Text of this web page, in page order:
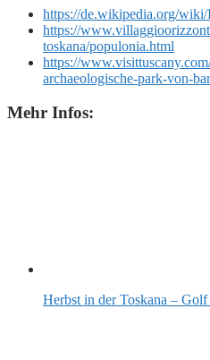
https://de.wikipedia.org/wiki/
https://
toskana/populonia.html
https://
archaeologische-park-von-
Mehr Infos:
Herbst in der Toskana –